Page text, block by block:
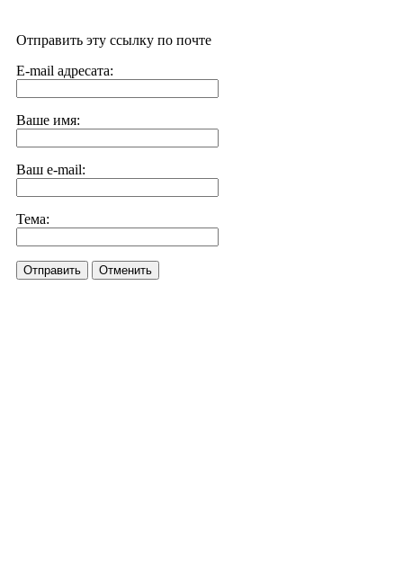
Отправить эту ссылку по почте
E-mail адресата:
Ваше имя:
Ваш e-mail:
Тема:
Отправить Отменить